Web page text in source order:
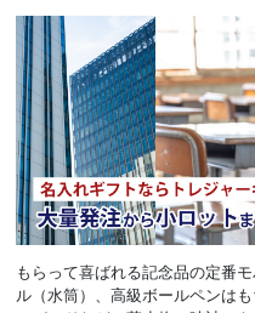
もらって喜ばれる記念品の定番
ル（水筒）、高級ボールペンは